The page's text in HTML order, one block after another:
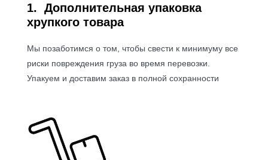
1. Дополнительная упаковка
хрупкого товара
Мы позаботимся о том, чтобы свести к минимуму все
риски повреждения груза во время перевозки.
Упакуем и доставим заказ в полной сохранности